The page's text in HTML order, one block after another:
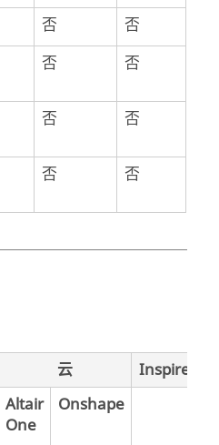
否
否
否 否
否 否
否 否
云
Inspire
Altair
One
Onshape